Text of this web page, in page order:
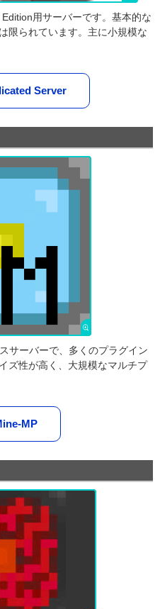
用サーバーです。基本的な
限られています。主に小規模な
Server
サーバーで、多くのプラグイン
ズ性が高く、大規模なマルチプ
MP